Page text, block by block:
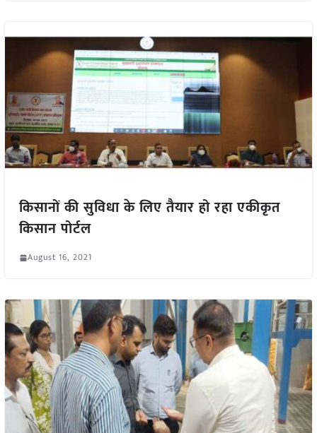
किसानों की सुविधा के लिए तैयार हो रहा एकीकृत
किसान पोर्टल
August 16, 2021